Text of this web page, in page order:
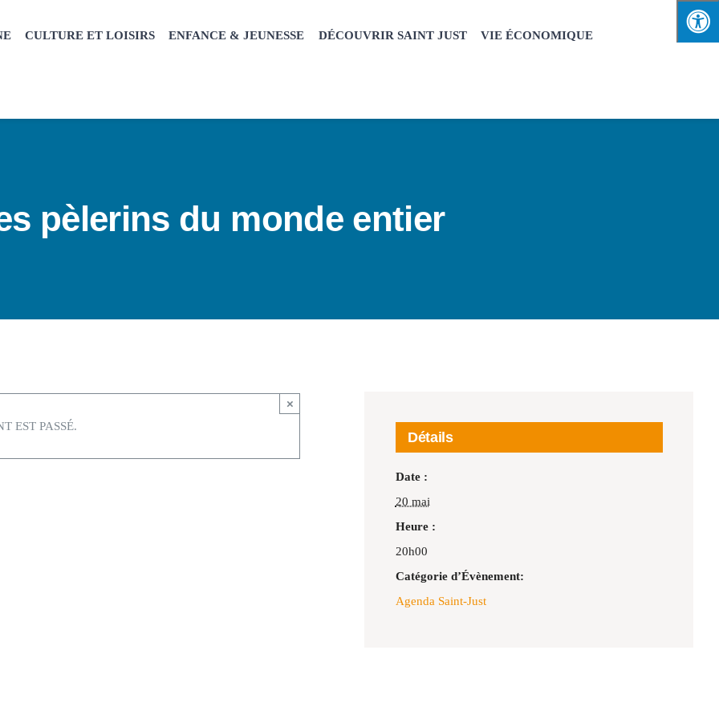
CULTURE ET LOISIRS ENFANCE & JEUNESSE DÉCOUVRIR SAINT JUST
VIE ÉCONOMIQUE
pèlerins du monde entier
EST PASSÉ.
×
Détails
Date :
20 mai
Heure :
20h00
Catégorie d’Évènement:
Agenda Saint-Just